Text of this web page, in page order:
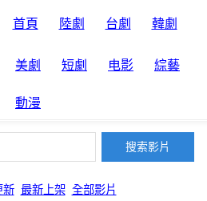
首頁 陸劇 台劇 韓劇
美劇 短劇 电影 綜藝
動漫
新 最新上架 全部影片